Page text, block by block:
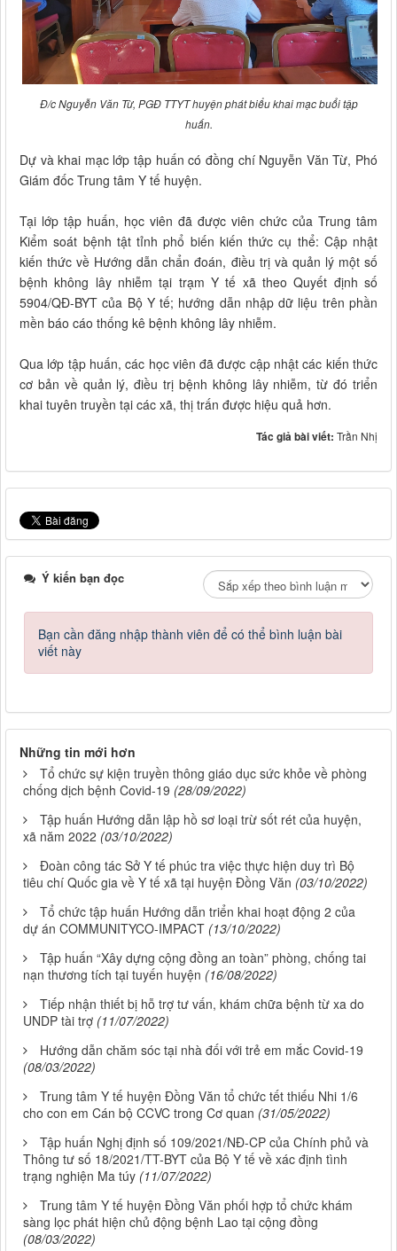
Đ/c Nguyễn Văn Từ, PGĐ TTYT huyện phát biểu khai mạc buổi tập
huấn.
Dự và khai mạc lớp tập huấn có đồng chí Nguyễn Văn Từ, Phó
Giám đốc Trung tâm Y tế huyện.
Tại lớp tập huấn, học viên đã được viên chức của Trung tâm
Kiểm soát bệnh tật tỉnh phổ biến kiến thức cụ thể: Cập nhật
kiến thức về Hướng dẫn chẩn đoán, điều trị và quản lý một số
bệnh không lây nhiễm tại trạm Y tế xã theo Quyết định số
5904/QĐ-BYT của Bộ Y tế; hướng dẫn nhập dữ liệu trên phần
mền báo cáo thống kê bệnh không lây nhiễm.
Qua lớp tập huấn, các học viên đã được cập nhật các kiến thức
cơ bản về quản lý, điều trị bệnh không lây nhiễm, từ đó triển
khai tuyên truyền tại các xã, thị trấn được hiệu quả hơn.
Tác giả bài viết: Trần Nhị
Ý kiến bạn đọc
Bạn cần đăng nhập thành viên để có thể bình luận bài
viết này
Những tin mới hơn
Tổ chức sự kiện truyền thông giáo dục sức khỏe về phòng
chống dịch bệnh Covid-19 (28/09/2022)
Tập huấn Hướng dẫn lập hồ sơ loại trừ sốt rét của huyện,
xã năm 2022 (03/10/2022)
Đoàn công tác Sở Y tế phúc tra việc thực hiện duy trì Bộ
tiêu chí Quốc gia về Y tế xã tại huyện Đồng Văn (03/10/2022)
Tổ chức tập huấn Hướng dẫn triển khai hoạt động 2 của
dự án COMMUNITYCO-IMPACT (13/10/2022)
Tập huấn “Xây dựng cộng đồng an toàn” phòng, chống tai
nạn thương tích tại tuyến huyện (16/08/2022)
Tiếp nhận thiết bị hỗ trợ tư vấn, khám chữa bệnh từ xa do
UNDP tài trợ (11/07/2022)
Hướng dẫn chăm sóc tại nhà đối với trẻ em mắc Covid-19
(08/03/2022)
Trung tâm Y tế huyện Đồng Văn tổ chức tết thiếu Nhi 1/6
cho con em Cán bộ CCVC trong Cơ quan (31/05/2022)
Tập huấn Nghị định số 109/2021/NĐ-CP của Chính phủ và
Thông tư số 18/2021/TT-BYT của Bộ Y tế về xác định tình
trạng nghiện Ma túy (11/07/2022)
Trung tâm Y tế huyện Đồng Văn phối hợp tổ chức khám
sàng lọc phát hiện chủ động bệnh Lao tại cộng đồng
(08/03/2022)